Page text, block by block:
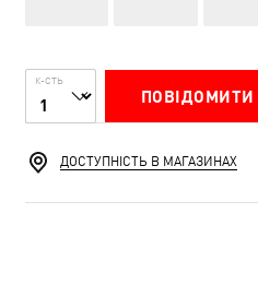
К-СТЬ
ПОВІДОМИТИ
ДОСТУПНІСТЬ В МАГАЗИНАХ